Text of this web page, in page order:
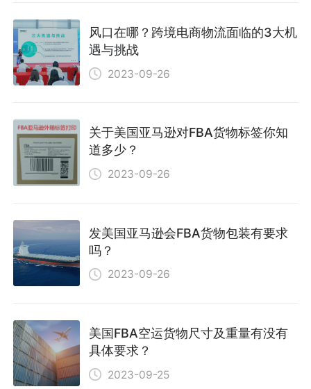
风口在哪？跨境电商物流面临的3大机
遇与挑战
2023-09-26
关于美国亚马逊对FBA货物标签你知
道多少？
2023-09-26
发美国亚马逊会FBA货物包装有要求
吗？
2023-09-26
美国FBA空运货物尺寸及重量有没有
具体要求？
2023-09-25